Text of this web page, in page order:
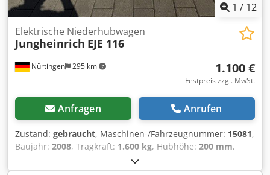
1 / 12
Nürtingen 295 km
Elektrische Niederhubwagen
Jungheinrich EJE 116
1.100 €
Festpreis zzgl. MwSt.
Anfragen Anrufen
Zustand: gebraucht, Maschinen-/Fahrzeugnummer: 15081,
Baujahr: 2008, Tragkraft: 1.600 kg, Hubhöhe: 200 mm,
, Kraftstofftyp:
Masttyp:Sonstige, Bauhöhe:1.300 mm, Batteriespannung: